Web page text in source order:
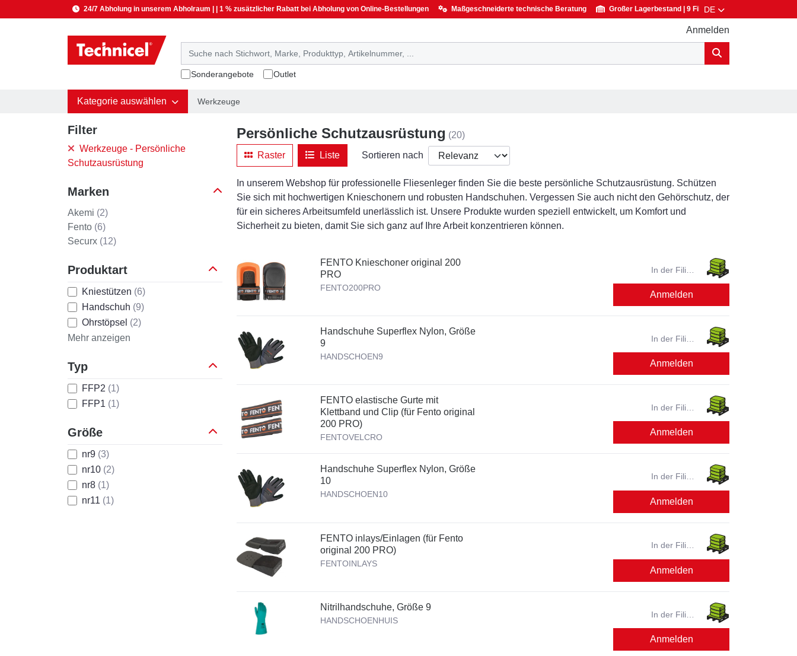
24/7 Abholung in unserem Abholraum | | 1 % zusätzlicher Rabatt bei Abholung von Online-Bestellungen Maßgeschneiderte technische Beratung Großer Lagerbestand | 9 Filialen, immer in Ihrer Nähe
DE
Anmelden
Sonderangebote Outlet
Kategorie auswählen Werkzeuge
Filter
Werkzeuge - Persönliche
Schutzausrüstung
Marken
Akemi (2)
Fento (6)
Securx (12)
Produktart
Kniestützen (6)
Handschuh (9)
Ohrstöpsel (2)
Mehr anzeigen
Typ
FFP2 (1)
FFP1 (1)
Größe
nr9 (3)
nr10 (2)
nr8 (1)
nr11 (1)
Persönliche Schutzausrüstung (20)
Raster
Liste Sortieren nach
In unserem Webshop für professionelle Fliesenleger finden Sie die beste persönliche Schutzausrüstung. Schützen
Sie sich mit hochwertigen Knieschonern und robusten Handschuhen. Vergessen Sie auch nicht den Gehörschutz, der
für ein sicheres Arbeitsumfeld unerlässlich ist. Unsere Produkte wurden speziell entwickelt, um Komfort und
Sicherheit zu bieten, damit Sie sich ganz auf Ihre Arbeit konzentrieren können.
FENTO Knieschoner original 200
PRO
FENTO200PRO
In der Filiale
Anmelden
Handschuhe Superflex Nylon, Größe
9
HANDSCHOEN9
In der Filiale
Anmelden
FENTO elastische Gurte mit
Klettband und Clip (für Fento original
200 PRO)
FENTOVELCRO
In der Filiale
Anmelden
Handschuhe Superflex Nylon, Größe
10
HANDSCHOEN10
In der Filiale
Anmelden
FENTO inlays/Einlagen (für Fento
original 200 PRO)
FENTOINLAYS
In der Filiale
Anmelden
Nitrilhandschuhe, Größe 9
HANDSCHOENHUIS
In der Filiale
Anmelden